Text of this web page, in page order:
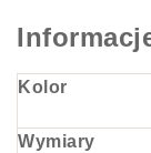
Kolor
Wymiary